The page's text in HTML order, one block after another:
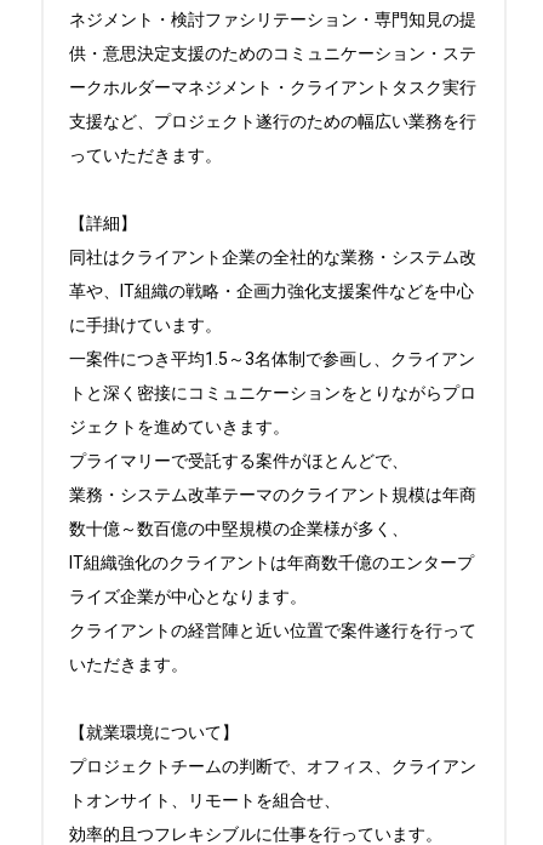
ネジメント・検討ファシリテーション・専門知見の提
供・意思決定支援のためのコミュニケーション・ステ
ークホルダーマネジメント・クライアントタスク実行
支援など、プロジェクト遂行のための幅広い業務を行
っていただきます。
【詳細】
同社はクライアント企業の全社的な業務・システム改
革や、IT組織の戦略・企画力強化支援案件などを中心
に手掛けています。
一案件につき平均1.5～3名体制で参画し、クライアン
トと深く密接にコミュニケーションをとりながらプロ
ジェクトを進めていきます。
プライマリーで受託する案件がほとんどで、
業務・システム改革テーマのクライアント規模は年商
数十億～数百億の中堅規模の企業様が多く、
IT組織強化のクライアントは年商数千億のエンタープ
ライズ企業が中心となります。
クライアントの経営陣と近い位置で案件遂行を行って
いただきます。
【就業環境について】
プロジェクトチームの判断で、オフィス、クライアン
トオンサイト、リモートを組合せ、
効率的且つフレキシブルに仕事を行っています。